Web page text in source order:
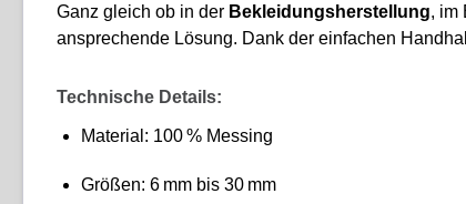
Ganz gleich ob in der Bekleidungsherstellung, im
ansprechende Lösung. Dank der einfachen
Technische Details:
Material: 100 % Messing
Größen: 6 mm bis 30 mm